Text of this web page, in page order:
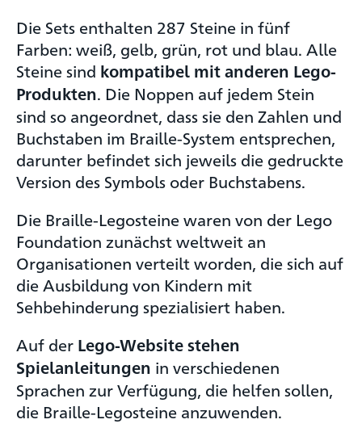
Die Sets enthalten 287 Steine in fünf
Farben: weiß, gelb, grün, rot und blau. Alle
Steine sind kompatibel mit anderen Lego-
Produkten. Die Noppen auf jedem Stein
sind so angeordnet, dass sie den Zahlen und
Buchstaben im Braille-System entsprechen,
darunter befindet sich jeweils die gedruckte
Version des Symbols oder Buchstabens.
Die Braille-Legosteine waren von der Lego
Foundation zunächst weltweit an
Organisationen verteilt worden, die sich auf
die Ausbildung von Kindern mit
Sehbehinderung spezialisiert haben.
Auf der Lego-Website stehen
Spielanleitungen in verschiedenen
Sprachen zur Verfügung, die helfen sollen,
die Braille-Legosteine anzuwenden.